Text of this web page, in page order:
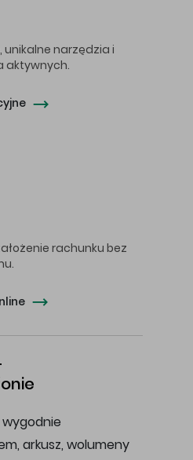
unikalne narzędzia i
aktywnych.
rachunku bez
arkusz, wolumeny